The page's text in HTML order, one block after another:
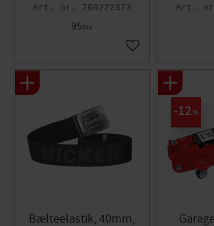
700222373
95DKK
Gem som favorit
Bælteelastik, 40mm,
12 %